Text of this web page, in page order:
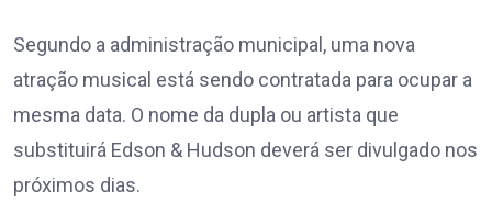
Segundo a administração municipal, uma nova
atração musical está sendo contratada para ocupar a
mesma data. O nome da dupla ou artista que
substituirá Edson & Hudson deverá ser divulgado nos
próximos dias.